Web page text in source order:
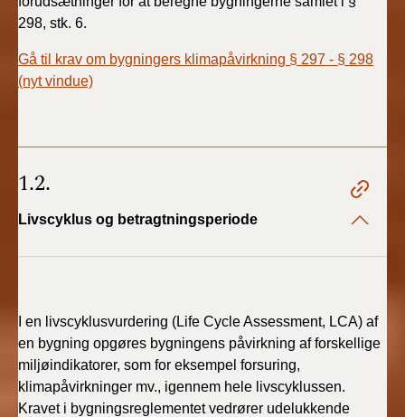
298, stk. 6.
Gå til krav om bygningers klimapåvirkning § 297 - § 298
(nyt vindue)
1.2.
Livscyklus og betragtningsperiode
I en livscyklusvurdering (Life Cycle Assessment, LCA) af
en bygning opgøres bygningens påvirkning af forskellige
miljøindikatorer, som for eksempel forsuring,
klimapåvirkninger mv., igennem hele livscyklussen.
Kravet i bygningsreglementet vedrører udelukkende